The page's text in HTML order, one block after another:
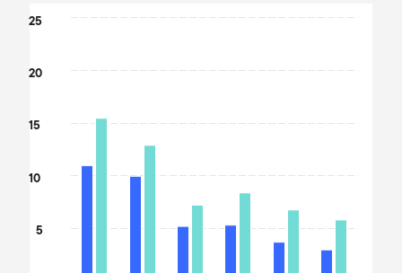
Chart
The chart has 1 X axis displaying categories.
5
10
15
20
25